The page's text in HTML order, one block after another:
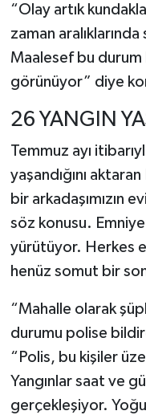
“Olay artık
zaman aralıklarında
Maalesef bu durum
görünüyor” diye
26 YANGIN
Temmuz ayı
yaşandığını
bir arkadaşımızın
söz konusu.
yürütüyor. Herkes
henüz somut bir
“Mahalle olarak
durumu polise
“Polis, bu kişiler
Yangınlar saat ve
gerçekleşiyor.